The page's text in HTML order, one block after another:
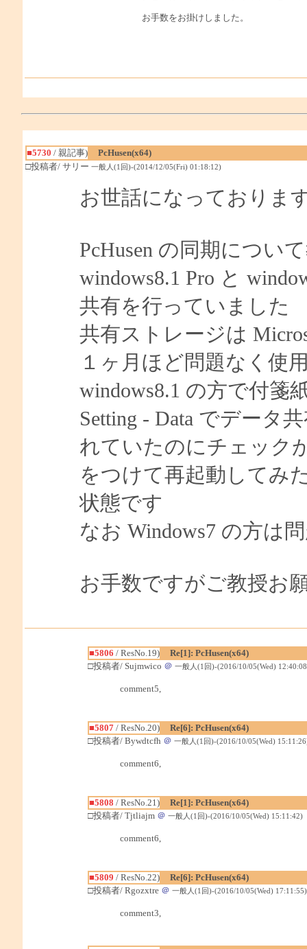
お手数をお掛けしました。
■5730 / 親記事)
PcHusen(x64)
□投稿者/ サリー 一般人(1回)-(2014/12/05(Fri) 01:18:12)
お世話になっておりま
PcHusen の同期につい
windows8.1 Pro と
共有を行っていました
共有ストレージは
１ヶ月ほど問題なく使
windows8.1 の方で付箋
Setting - Data でデータ
れていたのにチェック
をつけて再起動してみ
状態です
なお Windows7 の方は
お手数ですがご教授お
■5806 / ResNo.19)
Re[1]: PcHusen(x64)
□投稿者/ Sujmwico ＠ 一般人(1回)-(2016/10/05(Wed)
comment5,
■5807/ ResNo.20)
Re[6]: PcHusen(x64)
□投稿者/ Bywdtcfh ＠ 一般人(1回)-(2016/10/05(Wed)
comment6,
■5808 / ResNo.21)
Re[1]: PcHusen(x64)
□投稿者/ Tjtliajm ＠ 一般人(1回)-(2016/10/05(Wed) 15:11:42)
comment6,
■5809 / ResNo.22)
Re[6]: PcHusen(x64)
□投稿者/ Rgozxtre ＠ 一般人(1回)-(2016/10/05(Wed) 17:11:55)
comment3,